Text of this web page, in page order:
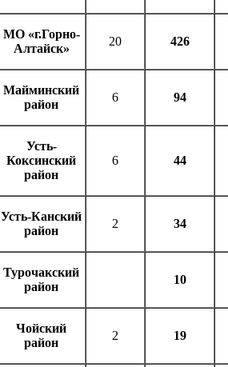
МО «г.Горно-
Алтайск»
20 426
Майминский
район
6 94
Усть-
Коксинский
район
6 44
Усть-Канский
район
2 34
Турочакский
район
10
Чойский
район
2 19